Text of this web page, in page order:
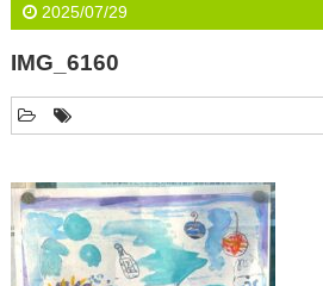
2025/07/29
IMG_6160